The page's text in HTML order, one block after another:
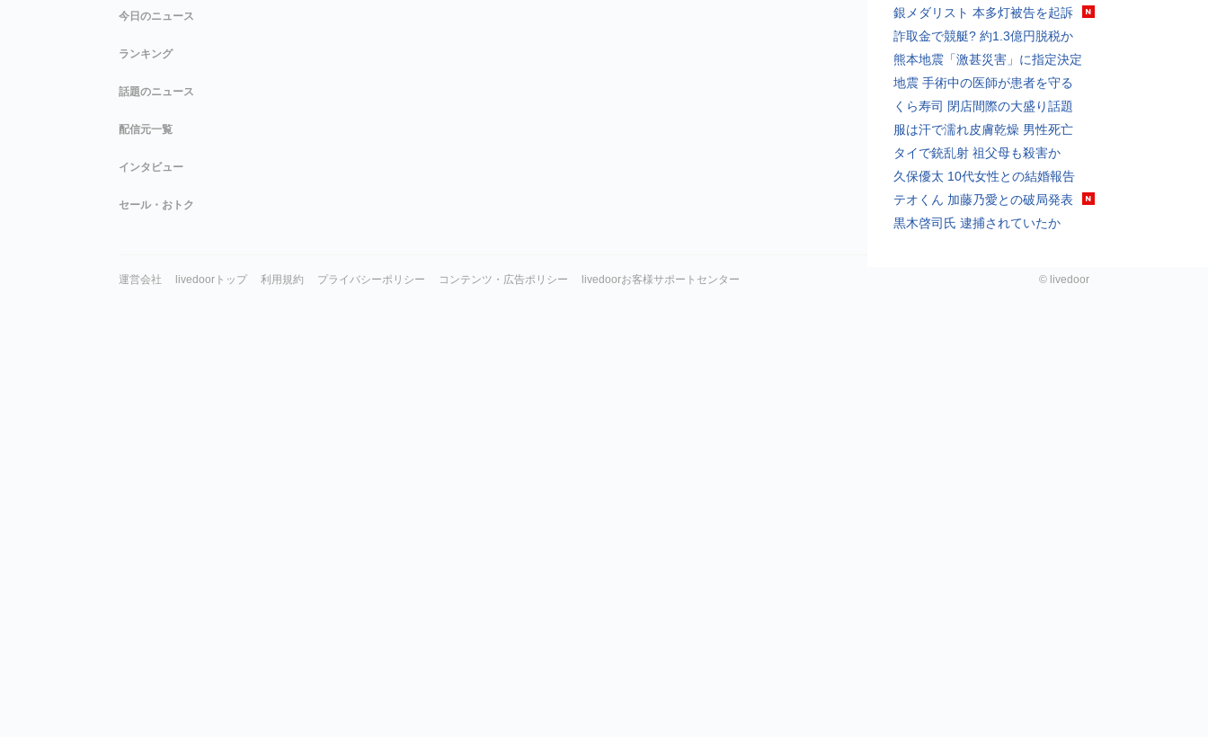
銀メダリスト 本多灯被告を起訴
詐取金で競艇? 約1.3億円脱税か
熊本地震「激甚災害」に指定決定
地震 手術中の医師が患者を守る
くら寿司 閉店間際の大盛り話題
服は汗で濡れ皮膚乾燥 男性死亡
タイで銃乱射 祖父母も殺害か
久保優太 10代女性との結婚報告
テオくん 加藤乃愛との破局発表
黒木啓司氏 逮捕されていたか
今日のニュース
ランキング
話題のニュース
配信元一覧
インタビュー
セール・おトク
運営会社 livedoorトップ 利用規約 プライバシーポリシー コンテンツ・広告ポリシー livedoorお客様サポートセンター © livedoor